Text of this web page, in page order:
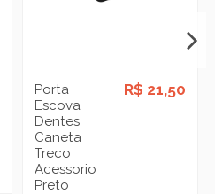
Porta
Escova
Dentes
Caneta
Treco
Acessorio
Preto
R$ 21,50